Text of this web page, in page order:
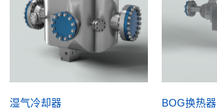
湿气冷却器 BOG换热器